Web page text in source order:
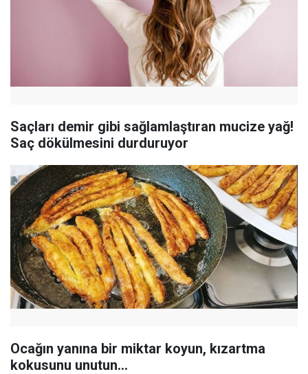
Saçları demir gibi sağlamlaştıran mucize yağ!
Saç dökülmesini durduruyor
Ocağın yanına bir miktar koyun, kızartma
kokusunu unutun...